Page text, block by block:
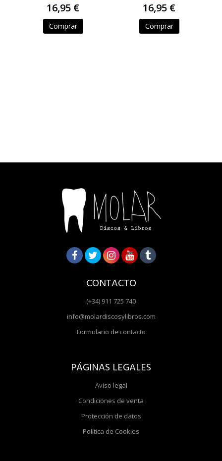
16,95 €
Comprar
16,95 €
Comprar
CONTACTO
(+34) 911 725 740
info@molardiscosylibros.com
Formulario de contacto
PÁGINAS LEGALES
Aviso legal
Condiciones de venta
Protección de datos
Política de Cookies